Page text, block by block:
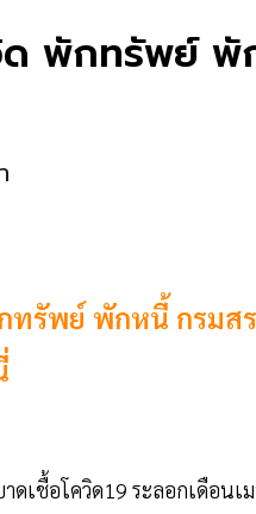
ด พักทรัพย์ พั
ทรัพย์ พักหนี้ กรมส
เชื้อโควิด19 ระลอกเดือนเ